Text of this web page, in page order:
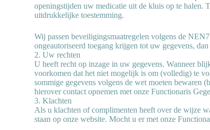
openingstijden uw medicatie uit de kluis op te halen.
uitdrukkelijke toestemming.
Wij passen beveiligingsmaatregelen volgens de
ongeautoriseerd toegang krijgen tot uw gegevens,
2. Uw rechten
U heeft recht op inzage in uw gegevens. Wanneer
voorkomen dat het niet mogelijk is om (volledig) te
sommige gegevens volgens de wet moeten bewaren
hierover contact opnemen met onze Functionaris
3. Klachten
Als u klachten of complimenten heeft over de wijze
staan op onze website. Mocht u er met onze